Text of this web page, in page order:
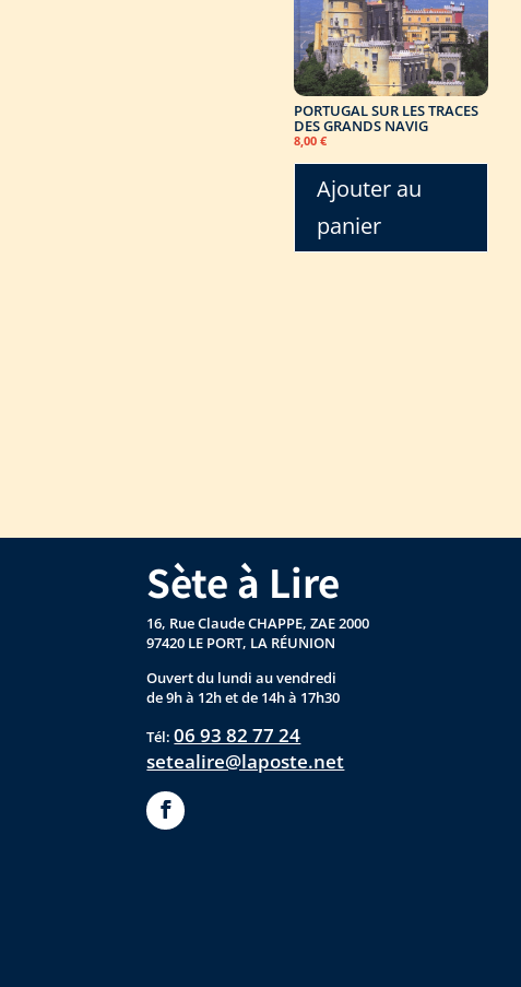
PORTUGAL SUR LES TRACES
DES GRANDS NAVIG
8,00 €
Ajouter au
panier
Sète à Lire
16, Rue Claude CHAPPE, ZAE 2000
97420 LE PORT, LA RÉUNION
Ouvert du lundi au vendredi
de 9h à 12h et de 14h à 17h30
Tél:06 93 82 77 24
setealire@laposte.net